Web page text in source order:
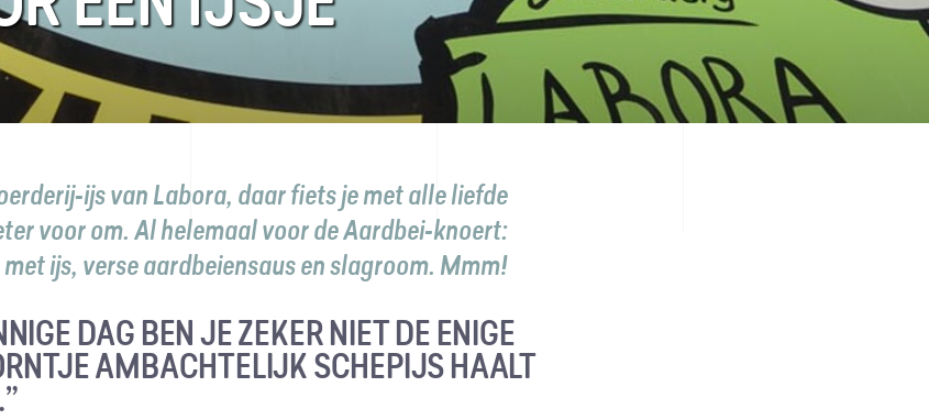
ijs van Labora, daar fiets je met alle liefde
voor om. Al helemaal voor de Aardbei-knoert:
ijs, verse aardbeiensaus en slagroom. Mmm!
DAG BEN JE ZEKER NIET DE ENIGE
AMBACHTELIJK SCHEPIJS HAALT